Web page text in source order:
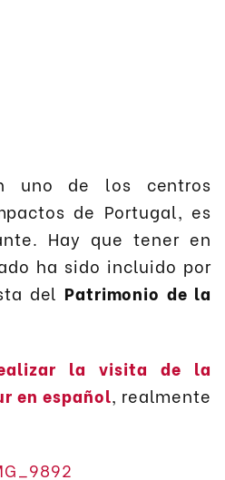
uno de los centros
de Portugal, es
Hay que tener en
ha sido incluido por
del Patrimonio de la
la visita de la
en español, realmente